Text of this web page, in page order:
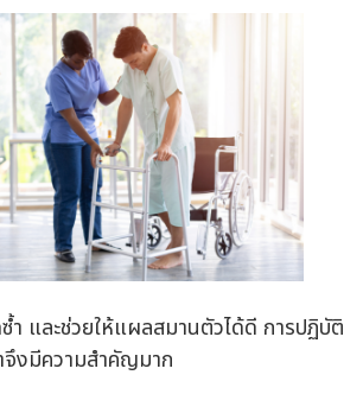
ำ และช่วยให้แผลสมานตัวได้ดี การปฏิบัติ
จึงมีความสำคัญมาก